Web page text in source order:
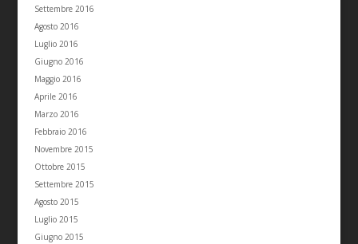
Settembre 2016
Agosto 2016
Luglio 2016
Giugno 2016
Maggio 2016
Aprile 2016
Marzo 2016
Febbraio 2016
Novembre 2015
Ottobre 2015
Settembre 2015
Agosto 2015
Luglio 2015
Giugno 2015